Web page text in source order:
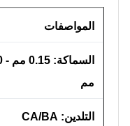
المواصفات
السماكة: 0.15 مم - 0.50
التلدين: CA/BA